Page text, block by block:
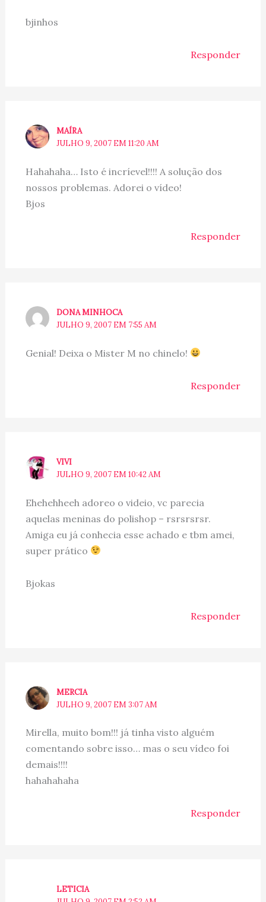
bjinhos
Responder
MAÍRA
JULHO 9, 2007 EM 11:20 AM
Hahahaha… Isto é incríevel!!!! A solução dos
nossos problemas. Adorei o vídeo!
Bjos
Responder
DONA MINHOCA
JULHO 9, 2007 EM 7:55 AM
Genial! Deixa o Mister M no chinelo!
Responder
VIVI
JULHO 9, 2007 EM 10:42 AM
Ehehehheeh adoreo o videio, vc parecia
aquelas meninas do polishop – rsrsrsrsr.
Amiga eu já conhecia esse achado e tbm amei,
super prático
Bjokas
Responder
MERCIA
JULHO 9, 2007 EM 3:07 AM
Mirella, muito bom!!! já tinha visto alguém
comentando sobre isso… mas o seu vídeo foi
demais!!!!
hahahahaha
Responder
LETICIA